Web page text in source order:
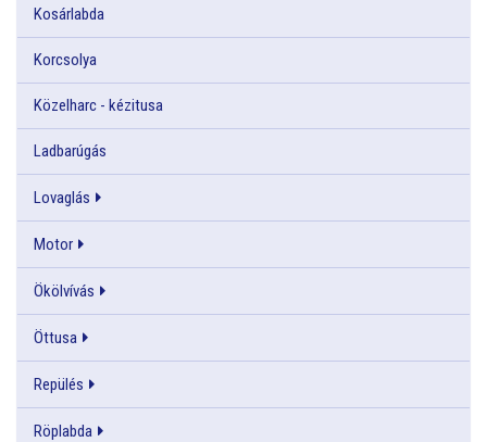
Kosárlabda
Korcsolya
Közelharc - kézitusa
Ladbarúgás
Lovaglás
Motor
Ökölvívás
Öttusa
Repülés
Röplabda